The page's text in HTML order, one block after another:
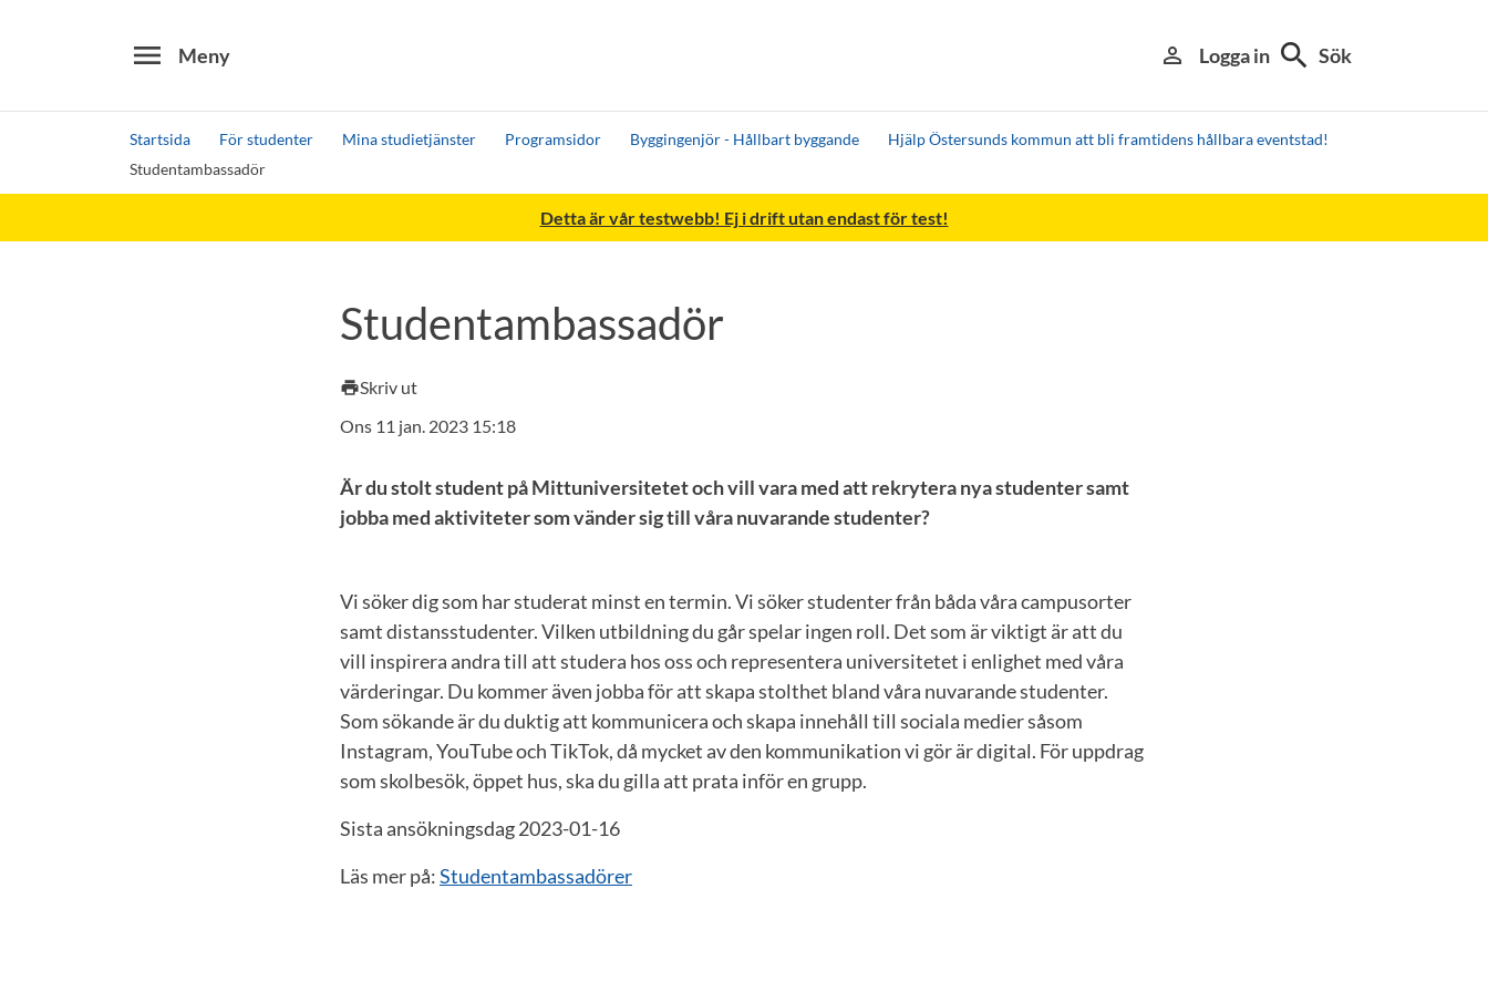
menu Meny person_outline Logga in search Sök
Startsida För studenter Mina studietjänster Programsidor Byggingenjör - Hållbart byggande
Hjälp Östersunds kommun att bli framtidens hållbara eventstad!
Studentambassadör
Detta är vår testwebb! Ej i drift utan endast för test!
Studentambassadör
printSkriv ut
Ons 11 jan. 2023 15:18
Är du stolt student på Mittuniversitetet och vill vara med att rekrytera nya studenter samt
jobba med aktiviteter som vänder sig till våra nuvarande studenter?
Vi söker dig som har studerat minst en termin. Vi söker studenter från båda våra campusorter
samt distansstudenter. Vilken utbildning du går spelar ingen roll. Det som är viktigt är att du
vill inspirera andra till att studera hos oss och representera universitetet i enlighet med våra
värderingar. Du kommer även jobba för att skapa stolthet bland våra nuvarande studenter.
Som sökande är du duktig att kommunicera och skapa innehåll till sociala medier såsom
Instagram, YouTube och TikTok, då mycket av den kommunikation vi gör är digital. För uppdrag
som skolbesök, öppet hus, ska du gilla att prata inför en grupp.
Sista ansökningsdag 2023-01-16
Läs mer på:Studentambassadörer